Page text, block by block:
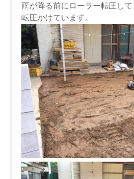
雨が降る前にローラー転圧し
転圧かけています。